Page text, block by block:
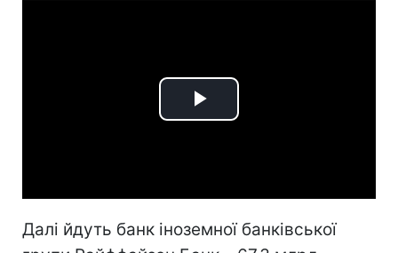
Play
Далі йдуть банк іноземної банківської